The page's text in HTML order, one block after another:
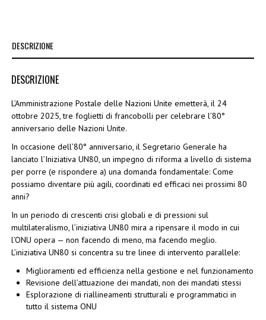
DESCRIZIONE
DESCRIZIONE
L’Amministrazione Postale delle Nazioni Unite emetterà, il 24
ottobre 2025, tre foglietti di francobolli per celebrare l’80°
anniversario delle Nazioni Unite.
In occasione dell’80° anniversario, il Segretario Generale ha
lanciato l’Iniziativa UN80, un impegno di riforma a livello di sistema
per porre (e rispondere a) una domanda fondamentale: Come
possiamo diventare più agili, coordinati ed efficaci nei prossimi 80
anni?
In un periodo di crescenti crisi globali e di pressioni sul
multilateralismo, l’iniziativa UN80 mira a ripensare il modo in cui
l’ONU opera — non facendo di meno, ma facendo meglio.
L’iniziativa UN80 si concentra su tre linee di intervento parallele:
Miglioramenti ed efficienza nella gestione e nel funzionamento
Revisione dell’attuazione dei mandati, non dei mandati stessi
Esplorazione di riallineamenti strutturali e programmatici in
tutto il sistema ONU